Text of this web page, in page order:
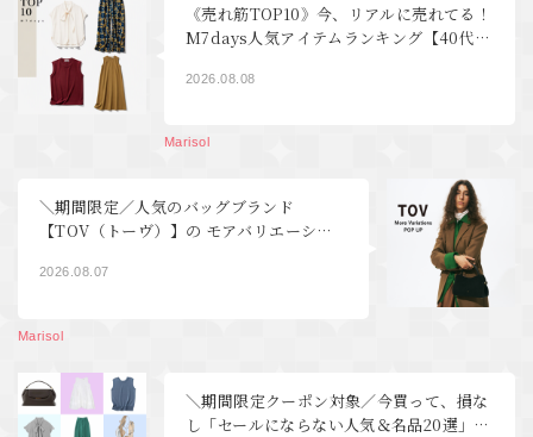
《売れ筋TOP10》今、リアルに売れてる！
M7days人気アイテムランキング【40代フ
2026.08.08
Marisol
＼期間限定／人気のバッグブランド
【TOV（トーヴ）】の モアバリエーショ
2026.08.07
Marisol
＼期間限定クーポン対象／今買って、損な
し「セールにならない人気＆名品20選」